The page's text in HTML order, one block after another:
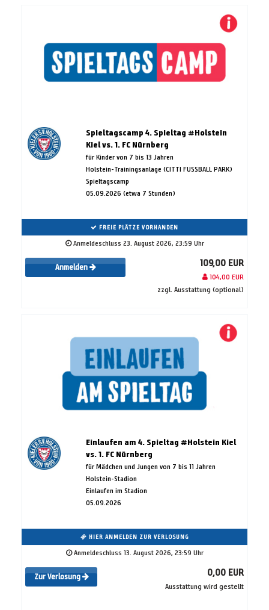
Spieltagscamp 4. Spieltag #Holstein
Kiel vs. 1. FC Nürnberg
für Kinder von 7 bis 13 Jahren
Holstein-Trainingsanlage (CITTI FUSSBALL PARK)
Spieltagscamp
05.09.2026 (etwa 7 Stunden)
FREIE PLÄTZE VORHANDEN
Anmeldeschluss 23. August 2026, 23:59 Uhr
Anmelden 109,00 EUR
104,00 EUR
zzgl. Ausstattung (optional)
Einlaufen am 4. Spieltag #Holstein Kiel
vs. 1. FC Nürnberg
für Mädchen und Jungen von 7 bis 11 Jahren
Holstein-Stadion
Einlaufen im Stadion
05.09.2026
HIER ANMELDEN ZUR VERLOSUNG
Anmeldeschluss 13. August 2026, 23:59 Uhr
Zur Verlosung 0,00 EUR
Ausstattung wird gestellt